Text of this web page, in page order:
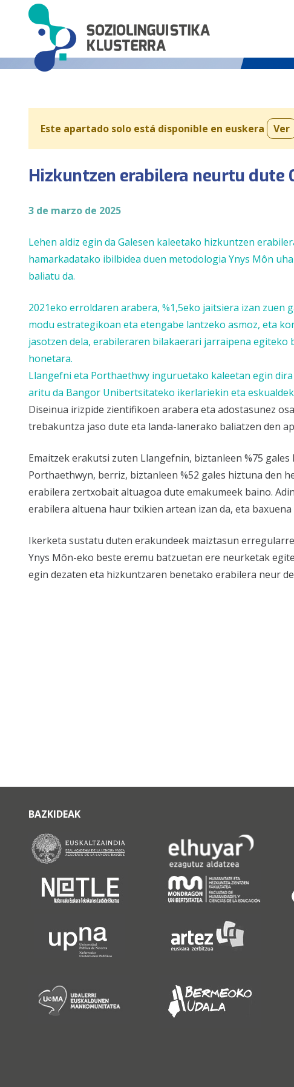
Este apartado solo está disponible en euskera Ver
Hizkuntzen erabilera neurtu dute
3 de marzo de 2025
Lehen aldiz egin da Galesen kaleetako hizkuntzen
hamarkadatako ibilbidea duen metodologia Ynys Môn
baliatu da.
2021eko erroldaren arabera, %1,5eko jaitsiera izan
modu estrategikoan eta etengabe lantzeko asmoz, eta
jasotzen dela, erabileraren bilakaerari jarraipena
honetara.
Llangefni eta Porthaethwy inguruetako kaleetan egin
aritu da Bangor Unibertsitateko ikerlariekin eta
Diseinua irizpide zientifikoen arabera eta adostasunez
trebakuntza jaso dute eta landa-lanerako baliatzen den
Emaitzek erakutsi zuten Llangefnin, biztanleen %75
Porthaethwyn, berriz, biztanleen %52 gales hiztuna den
erabilera zertxobait altuagoa dute emakumeek baino.
erabilera altuena haur txikien artean izan da, eta
Ikerketa sustatu duten erakundeek maiztasun
Ynys Môn-eko beste eremu batzuetan ere neurketak
egin dezaten eta hizkuntzaren benetako erabilera neur
BAZKIDEAK